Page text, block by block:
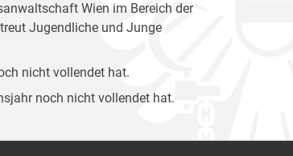
Wien im Bereich der
Jugendliche und Junge
nicht vollendet hat.
noch nicht vollendet hat.